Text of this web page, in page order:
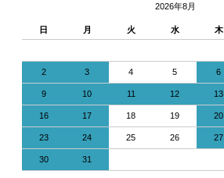
2026年8月
日 月 火 水 木
2 3 4 5 6
9 10 11 12 13
16 17 18 19 20
23 24 25 26 27
30 31